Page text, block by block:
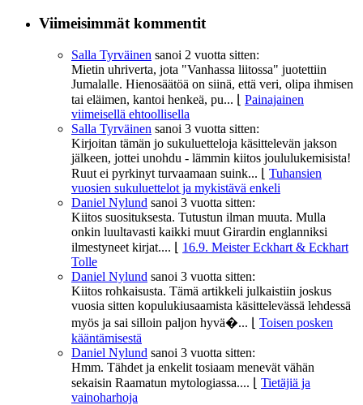
Viimeisimmät kommentit
Salla Tyrväinen sanoi 2 vuotta sitten:
Mietin uhriverta, jota "Vanhassa liitossa" juotettiin
Jumalalle. Hienosäätöä on siinä, että veri, olipa ihmisen
tai eläimen, kantoi henkeä, pu...
Painajainen
viimeisellä ehtoollisella
Salla Tyrväinen sanoi 3 vuotta sitten:
Kirjoitan tämän jo sukuluetteloja käsittelevän jakson
jälkeen, jottei unohdu - lämmin kiitos joululukemisista!
Ruut ei pyrkinyt turvaamaan suink...
Tuhansien
vuosien sukuluettelot ja mykistävä enkeli
Daniel Nylund sanoi 3 vuotta sitten:
Kiitos suosituksesta. Tutustun ilman muuta. Mulla
onkin luultavasti kaikki muut Girardin englanniksi
ilmestyneet kirjat....
16.9. Meister Eckhart & Eckhart
Tolle
Daniel Nylund sanoi 3 vuotta sitten:
Kiitos rohkaisusta. Tämä artikkeli julkaistiin joskus
vuosia sitten kopulukiusaamista käsittelevässä lehdessä
myös ja sai silloin paljon hyvä�...
Toisen posken
kääntämisestä
Daniel Nylund sanoi 3 vuotta sitten:
Hmm. Tähdet ja enkelit tosiaam menevät vähän
sekaisin Raamatun mytologiassa....
Tietäjiä ja
vainoharhoja